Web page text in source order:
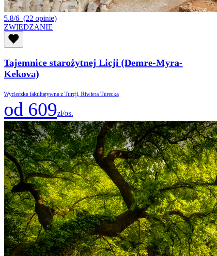
5.8/6 (22 opinie)
ZWIEDZANIE
Tajemnice starożytnej Licji (Demre-Myra-
Kekova)
Wycieczka fakultatywna z Turcji, Riwiera Turecka
od 609zł/os.